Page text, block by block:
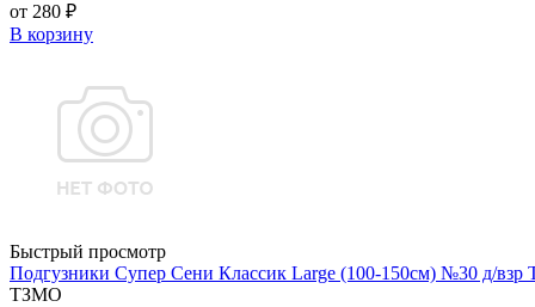
от 280 ₽
В корзину
Быстрый просмотр
Подгузники Супер Сени Классик Large (100-150см) №30 д/
ТЗМО